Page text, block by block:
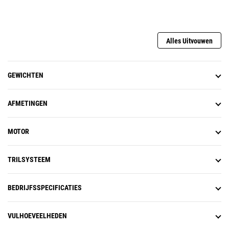
Alles Uitvouwen
GEWICHTEN
AFMETINGEN
MOTOR
TRILSYSTEEM
BEDRIJFSSPECIFICATIES
VULHOEVEELHEDEN